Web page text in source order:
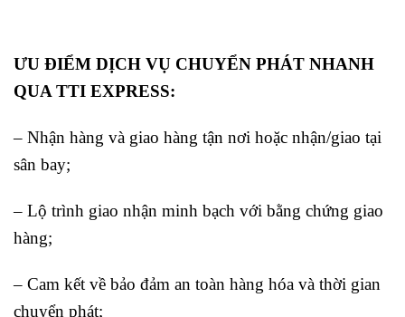
ƯU ĐIỂM DỊCH VỤ CHUYỂN PHÁT NHANH
QUA TTI EXPRESS:
– Nhận hàng và giao hàng tận nơi hoặc nhận/giao tại
sân bay;
– Lộ trình giao nhận minh bạch với bằng chứng giao
hàng;
– Cam kết về bảo đảm an toàn hàng hóa và thời gian
chuyển phát;